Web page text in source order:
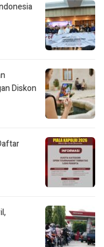
Diskon